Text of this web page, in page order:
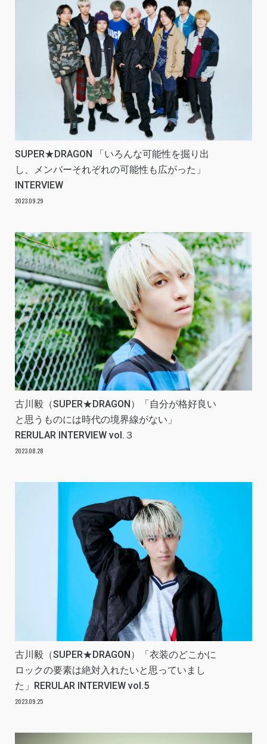
SUPER★DRAGON 「いろんな可能性を掘り出
し、メンバーそれぞれの可能性も広がった」
INTERVIEW
2023.09.29
古川毅（SUPER★DRAGON）「自分が格好良い
と思うものには時代の境界線がない」
RERULAR INTERVIEW vol.３
2023.08.28
古川毅（SUPER★DRAGON）「衣装のどこかに
ロックの要素は絶対入れたいと思っていまし
た」RERULAR INTERVIEW vol.5
2023.09.25